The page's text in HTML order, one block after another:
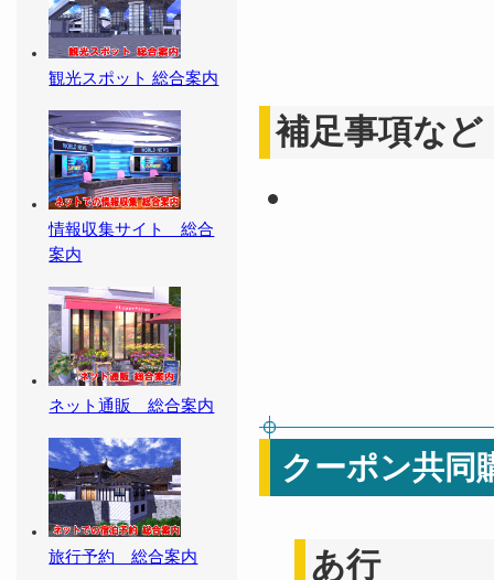
補足事項など
クーポン共
あ行
観光スポット 総合案内
情報収集サイト 総合
案内
ネット通販 総合案内
旅行予約 総合案内